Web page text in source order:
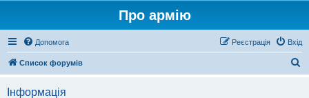
Про армію
Допомога Вхід
Реєстрація
Список форумів
Інформація